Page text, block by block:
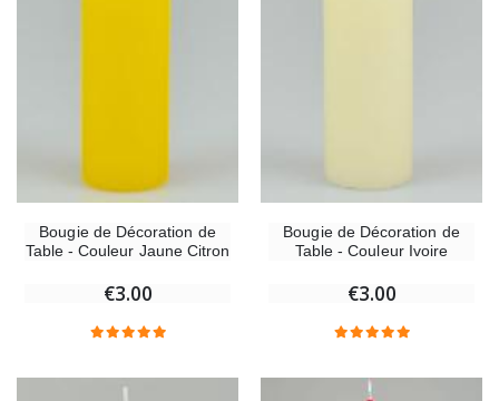
Bougie de Décoration de
Table - Couleur Jaune Citron
€3.00
Bougie de Décoration de
Table - Couleur Ivoire
€3.00